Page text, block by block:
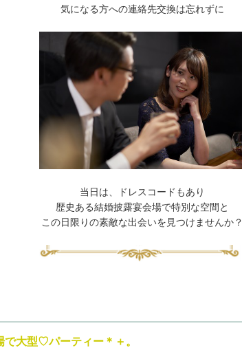
気になる方への連絡先交換は忘れずに
​​​​当日は、ドレスコードもあり
歴史ある結婚披露宴会場で特別な空間と
この日限りの素敵な出会いを見つけませんか？
で大型♡パーティー＊＋。